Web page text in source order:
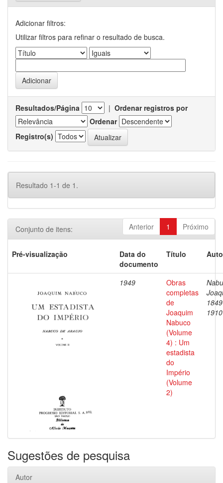
Adicionar filtros:
Utilizar filtros para refinar o resultado de busca.
Resultados/Página | Ordenar registros por
Ordenar
Registro(s)
Resultado 1-1 de 1.
Anterior 1 Próximo
Conjunto de itens:
Pré-visualização
Data do
documento
Título
1949
Obras
completas
de
Joaquim
Nabuco
(Volume
4) : Um
estadista
do
Império
(Volume
2)
1910
Sugestões de pesquisa
Autor